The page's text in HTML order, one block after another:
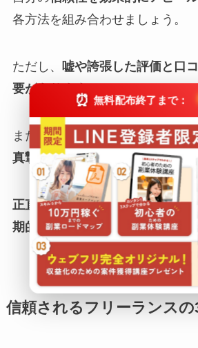
各方法を組み合わせましょう。
ただし、
嘘や誇張した評価と口
要があります。
また、ネガティブな評価・口コ
真摯な対応が重要
です。
正直で誠実な姿勢と行動は、ク
期的な信頼関係の構築につなが
信頼されるフリーランス
⏰ 無料配布終了まで：